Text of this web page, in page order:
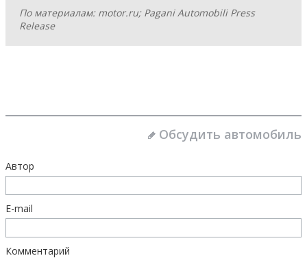
По материалам: motor.ru; Pagani Automobili Press
Release
Обсудить автомобиль
Автор
E-mail
Комментарий